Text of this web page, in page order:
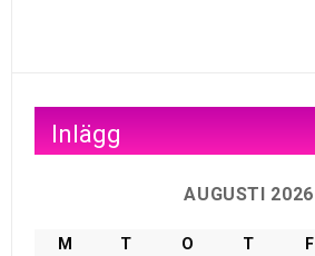
Inlägg
AUGUSTI 2026
M T O T F